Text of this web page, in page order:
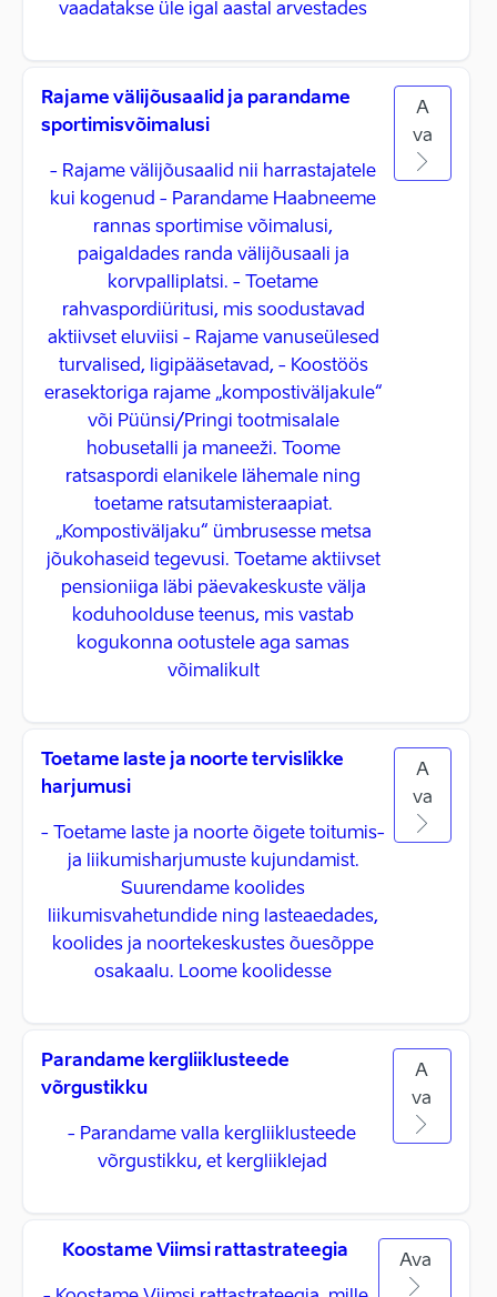
vaadatakse üle igal aastal arvestades
Rajame välijõusaalid ja parandame
sportimisvõimalusi
- Rajame välijõusaalid nii harrastajatele
kui kogenud - Parandame Haabneeme
rannas sportimise võimalusi,
paigaldades randa välijõusaali ja
korvpalliplatsi. - Toetame
rahvaspordiüritusi, mis soodustavad
aktiivset eluviisi - Rajame vanuseülesed
turvalised, ligipääsetavad, - Koostöös
erasektoriga rajame „kompostiväljakule“
või Püünsi/Pringi tootmisalale
hobusetalli ja maneeži. Toome
ratsaspordi elanikele lähemale ning
toetame ratsutamisteraapiat.
„Kompostiväljaku“ ümbrusesse metsa
jõukohaseid tegevusi. Toetame aktiivset
pensioniiga läbi päevakeskuste välja
koduhoolduse teenus, mis vastab
kogukonna ootustele aga samas
võimalikult
A
va
Toetame laste ja noorte tervislikke
harjumusi
- Toetame laste ja noorte õigete toitumis-
ja liikumisharjumuste kujundamist.
Suurendame koolides
liikumisvahetundide ning lasteaedades,
koolides ja noortekeskustes õuesõppe
osakaalu. Loome koolidesse
A
va
Parandame kergliiklusteede
võrgustikku
- Parandame valla kergliiklusteede
võrgustikku, et kergliiklejad
A
va
Koostame Viimsi rattastrateegia
Ava